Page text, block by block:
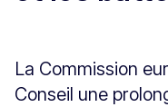
La Commission
Conseil une